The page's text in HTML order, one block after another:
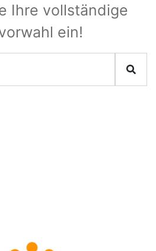
Ihre vollständige
ein!